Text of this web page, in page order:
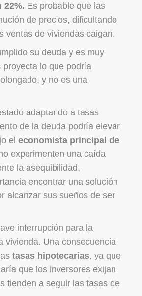
22%. Es probable que las
de precios, dificultando
ventas de viviendas caigan.
su deuda y es muy
proyecta lo que podría
y no es una
adaptando a tasas
de la deuda podría elevar
el economista principal de
experimenten una caída
la asequibilidad,
encontrar una solución
alcanzar sus sueños de ser
interrupción para la
vivienda. Una consecuencia
tasas hipotecarias, ya que
que los inversores exijan
tienden a seguir las tasas de